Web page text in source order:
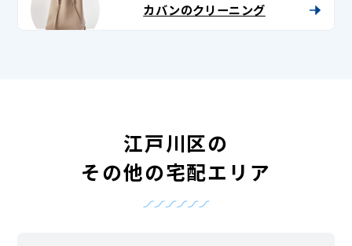
カバンのクリーニング
江戸川区の
その他の宅配エリア